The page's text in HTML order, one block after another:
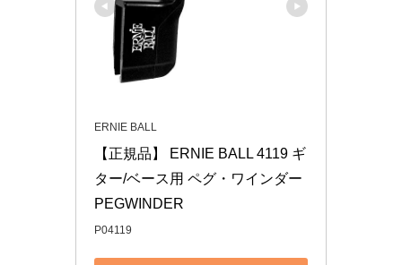
ERNIE BALL
【正規品】 ERNIE BALL 4119 ギ
ター/ベース用 ペグ・ワインダー
PEGWINDER
P04119